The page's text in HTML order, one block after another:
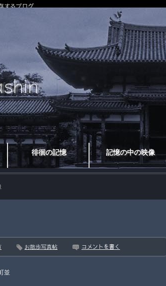
徘徊の記憶 記憶の中の映像
するブログ
お散歩写真帖 コメントを書く
並